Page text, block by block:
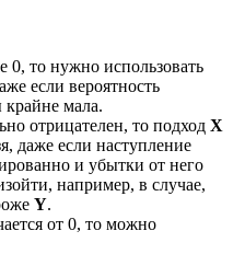
0, то нужно использовать
если вероятность
мала.
отрицателен, то подход X
даже если наступление
и убытки от него
например, в случае,
Y.
от 0, то можно